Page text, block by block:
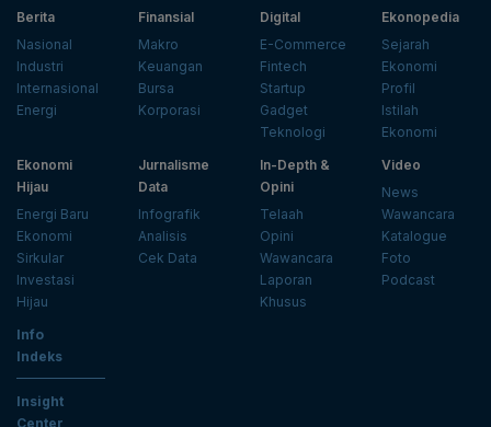
Berita
Nasional
Industri
Internasional
Energi
Finansial
Makro
Keuangan
Bursa
Korporasi
Digital
E-Commerce
Fintech
Startup
Gadget
Teknologi
Ekonopedia
Sejarah
Ekonomi
Profil
Istilah
Ekonomi
Ekonomi
Hijau
Energi Baru
Ekonomi
Sirkular
Investasi
Hijau
Jurnalisme
Data
Infografik
Analisis
Cek Data
In-Depth &
Opini
Telaah
Opini
Wawancara
Laporan
Khusus
Video
News
Wawancara
Katalogue
Foto
Podcast
Info
Indeks
Insight
Center